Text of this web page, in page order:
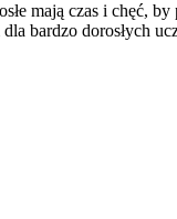
mają czas i chęć,
bardzo dorosłych